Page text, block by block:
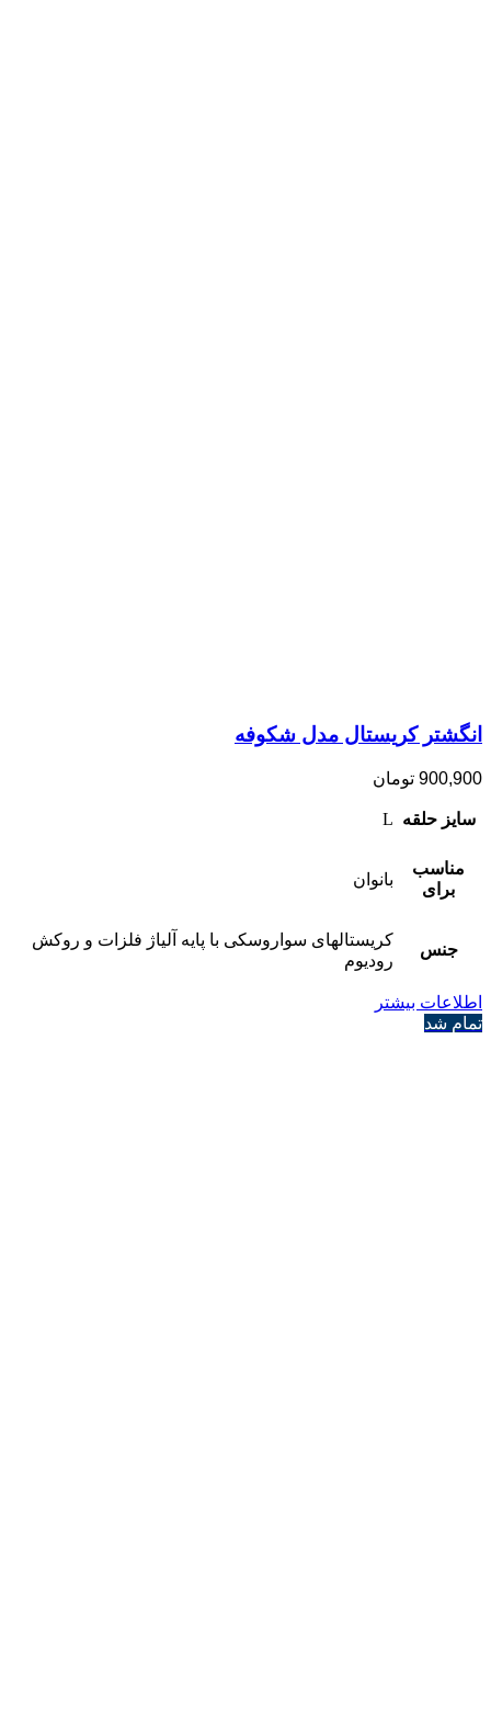
انگشتر کریستال مدل شکوفه
900,900 تومان
سایز حلقه L
مناسب
برای
بانوان
جنس
کریستالهای سواروسکی با پایه آلیاژ فلزات و روکش
رودیوم
اطلاعات بیشتر
تمام شد